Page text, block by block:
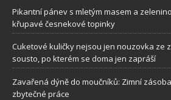
Pikantní pánev s mletým masem a
křupavé česnekové topinky
Cuketové kuličky nejsou jen nouzovka ze
sousto, po kterém se doma jen zapráší
Zavařená dýně do moučníků: Zimní
zbytečné práce